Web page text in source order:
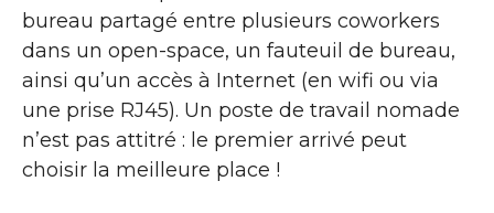
bureau partagé entre plusieurs coworkers
dans un open-space, un fauteuil de bureau,
ainsi qu’un accès à Internet (en wifi ou via
une prise RJ45). Un poste de travail nomade
n’est pas attitré : le premier arrivé peut
choisir la meilleure place !